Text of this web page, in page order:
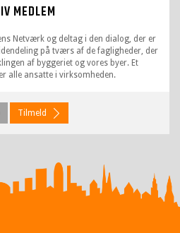
MEDLEM
Netværk og deltag i den dialog, der er
på tværs af de fagligheder, der
af byggeriet og vores byer. Et
alle ansatte i virksomheden.
Tilmeld